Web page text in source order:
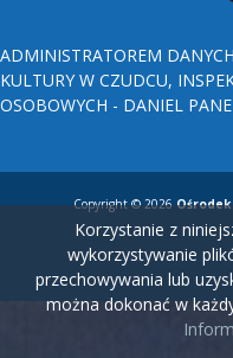
ADMINISTRATOREM
KULTURY W CZUDCU,
OSOBOWYCH - DANIEL
Copyright © 2026
Korzystanie z
wykorzystywanie
przechowywania lub
można dokonać w